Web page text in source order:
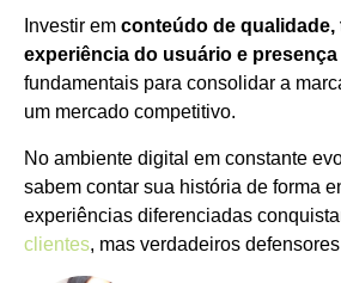
Investir em conteúdo de qualidade,
experiência do usuário e presença
fundamentais para consolidar a
um mercado competitivo.
No ambiente digital em constante
sabem contar sua história de forma
experiências diferenciadas
clientes, mas verdadeiros